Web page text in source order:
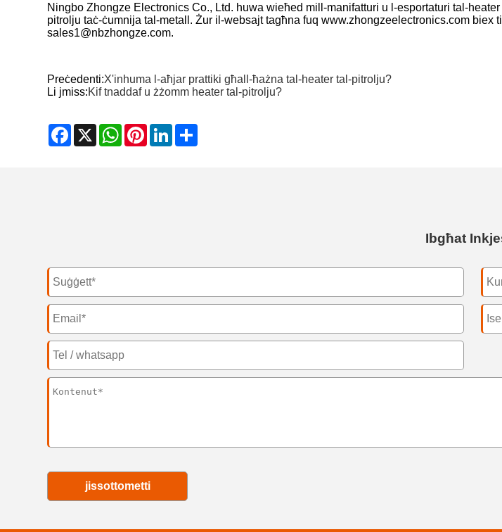
Ningbo Zhongze Electronics Co., Ltd. huwa wieħed mill-manifatturi u l-esportaturi tal-
pitrolju taċ-ċumnija tal-metall. Żur il-websajt tagħna fuq www.zhongzeelectronics.com
sales1@nbzhongze.com.
Preċedenti:X'inhuma l-aħjar prattiki għall-ħażna tal-heater tal-pitrolju?
Li jmiss:Kif tnaddaf u żżomm heater tal-pitrolju?
Facebook
X WhatsApp
PinterestLinkedIn
Ibgħat
jissottometti